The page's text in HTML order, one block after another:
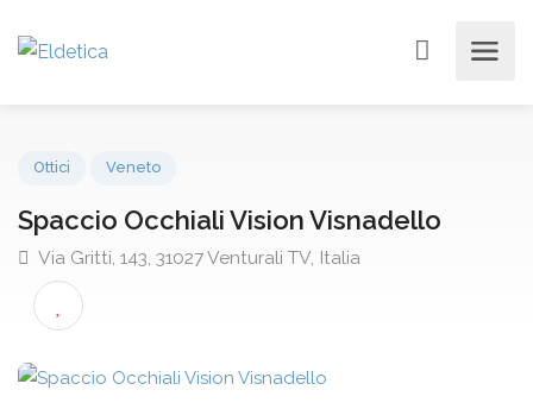
Spaccio Occhiali Vision Visnadello
Via Gritti, 143, 31027 Venturali TV, Italia